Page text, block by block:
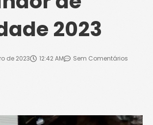
2023
de 2023 12:42 AM Sem Comentários